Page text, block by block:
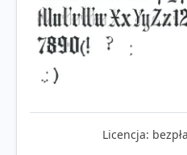
Licencja: